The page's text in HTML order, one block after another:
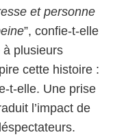
et personne
”, confie-t-elle
plusieurs
cette histoire :
t-elle. Une prise
l’impact de